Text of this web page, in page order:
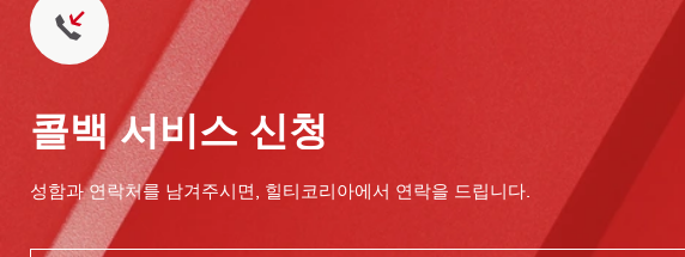
콜백 서비스 신청
성함과 연락처를 남겨주시면, 힐티코리아에서 연락을 드립니다.